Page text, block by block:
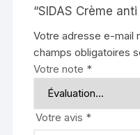
“SIDAS Crème
Votre adresse e-mail
champs obligatoires
Votre note *
Votre avis *